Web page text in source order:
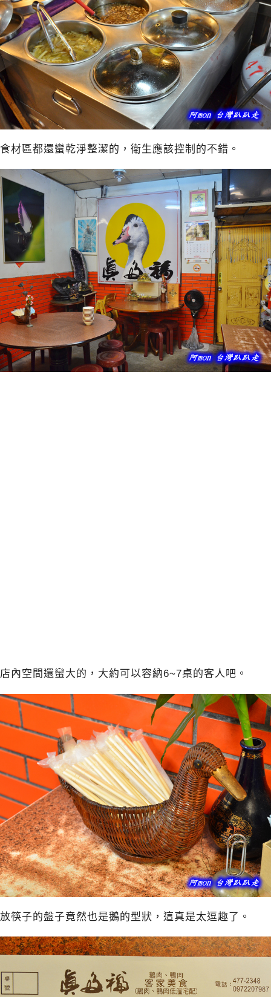
食材區都還蠻乾淨整潔的，衛生應該控制的不錯。
店內空間還蠻大的，大約可以容納6~7桌的客人吧。
放筷子的盤子竟然也是鵝的型狀，這真是太逗趣了。